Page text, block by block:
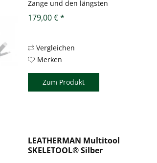
Zange und den längsten
beim WAVE®+ können die
werden, was im Alltag die...
179,00 € *
Vergleichen
Merken
Zum Produkt
LEATHERMAN Multitool
SKELETOOL® Silber